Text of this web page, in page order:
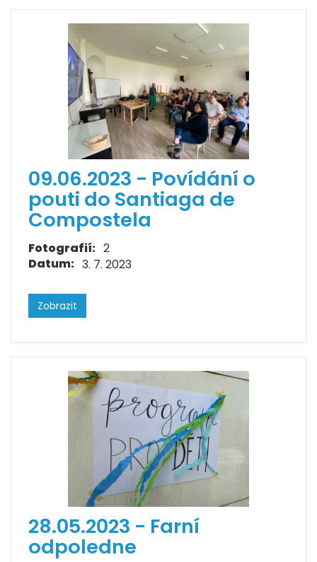
09.06.2023 - Povídání o
pouti do Santiaga de
Compostela
Fotografií: 2
Datum: 3. 7. 2023
Zobrazit
28.05.2023 - Farní
odpoledne